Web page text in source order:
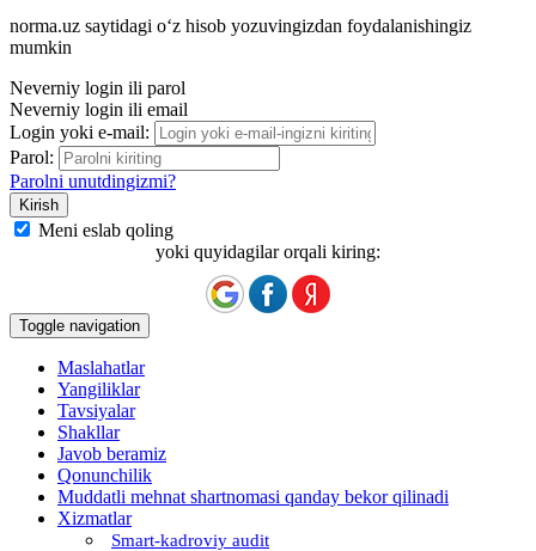
norma.uz saytidagi oʻz hisob yozuvingizdan foydalanishingiz
mumkin
Neverniy login ili parol
Neverniy login ili email
Login yoki e-mail:
Parol:
Parolni unutdingizmi?
Meni eslab qoling
yoki quyidagilar orqali kiring:
Toggle navigation
Maslahatlar
Yangiliklar
Tavsiyalar
Shakllar
Javob beramiz
Qonunchilik
Muddatli mehnat shartnomasi qanday bekor qilinadi
Xizmatlar
Smart-kadroviy audit